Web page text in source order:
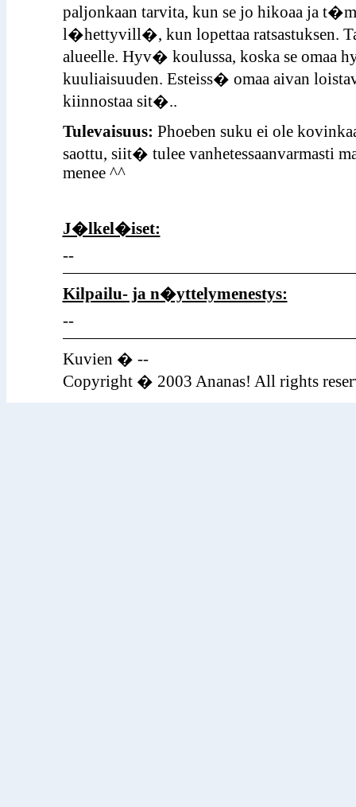
paljonkaan tarvita, kun se jo hikoaa ja
l�hettyvill�, kun lopettaa ratsastuksen.
alueelle. Hyv� koulussa, koska se omaa
kuuliaisuuden. Esteiss� omaa aivan
kiinnostaa sit�..
Tulevaisuus: Phoeben suku ei ole
saottu, siit� tulee
menee ^^
J�lkel�iset:
--
Kilpailu- ja n�yttelymenestys:
--
Kuvien � --
Copyright � 2003 Ananas! All rights